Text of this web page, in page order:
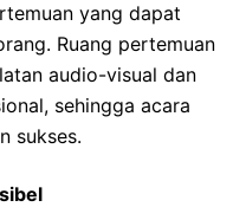
yang dapat
Ruang pertemuan
audio-visual dan
sehingga acara
sukses.